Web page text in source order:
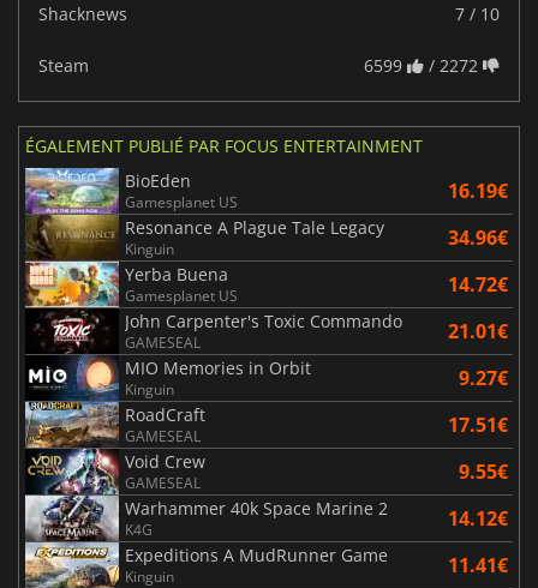
Shacknews 7 / 10
Steam 6599 / 2272
ÉGALEMENT PUBLIÉ PAR FOCUS ENTERTAINMENT
BioEden
Gamesplanet US 16.19€
Resonance A Plague Tale Legacy
Kinguin 34.96€
Yerba Buena
Gamesplanet US 14.72€
John Carpenter's Toxic Commando
GAMESEAL 21.01€
MIO Memories in Orbit
Kinguin 9.27€
RoadCraft
GAMESEAL 17.51€
Void Crew
GAMESEAL 9.55€
Warhammer 40k Space Marine 2
K4G 14.12€
Expeditions A MudRunner Game
Kinguin 11.41€